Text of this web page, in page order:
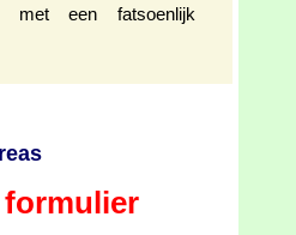
met een fatsoenlijk
formulier